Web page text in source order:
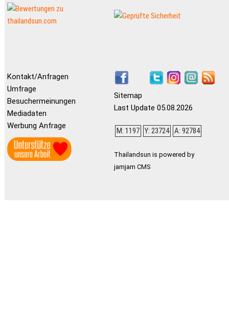
Kontakt/Anfragen
Umfrage
Besuchermeinungen
Mediadaten
Werbung Anfrage
Sitemap
Last Update 05.08.2026
M: 1197 Y: 23724 A: 92784
Thailandsun is powered by
jamjam CMS